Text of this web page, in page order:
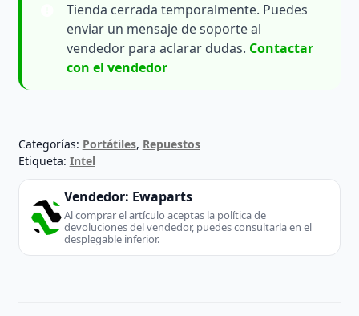
Tienda cerrada temporalmente. Puedes
enviar un mensaje de soporte al
vendedor para aclarar dudas. Contactar
con el vendedor
Categorías: Portátiles, Repuestos
Etiqueta: Intel
Vendedor: Ewaparts
Al comprar el artículo aceptas la política de
devoluciones del vendedor, puedes consultarla en el
desplegable inferior.